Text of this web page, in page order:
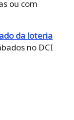
ou com
da loteria
no DCI